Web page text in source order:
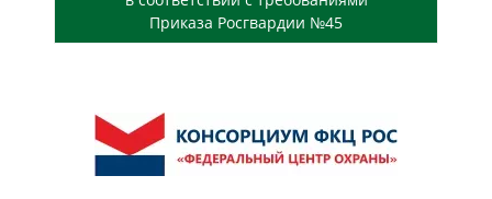
Приказа Росгвардии №45